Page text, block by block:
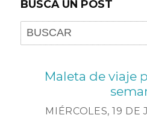
BUSCA UN POST
Maleta de viaje
MIÉRCOLES, 19